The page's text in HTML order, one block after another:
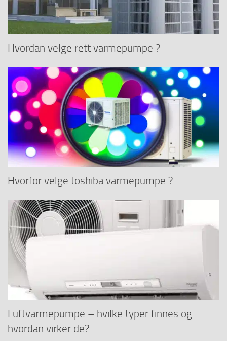
Hvordan velge rett varmepumpe ?
Hvorfor velge toshiba varmepumpe ?
Luftvarmepumpe – hvilke typer finnes og
hvordan virker de?